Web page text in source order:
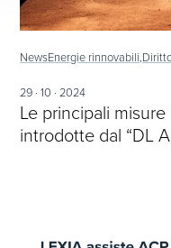
NewsEnergie rinnovabili,
29 · 10 · 2024
Le principali
introdotte dal “DL